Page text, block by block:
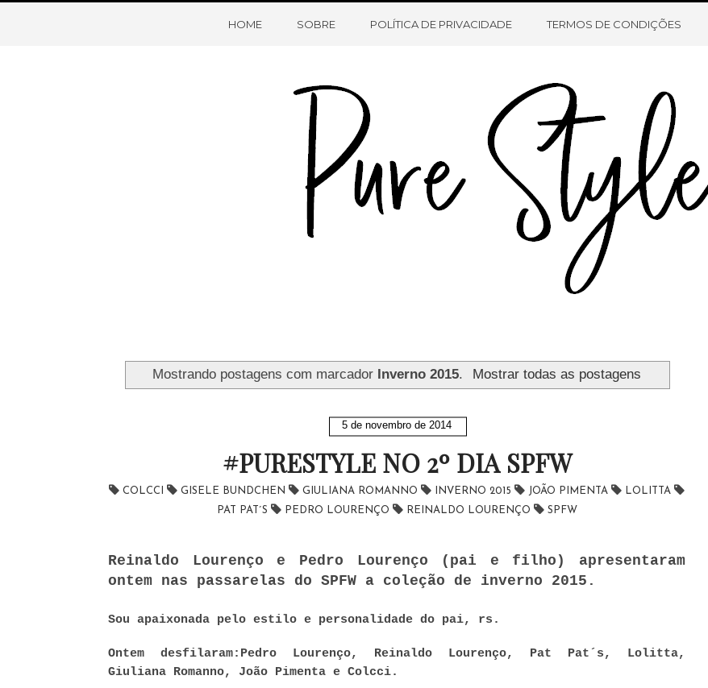
HOME SOBRE O BLOG CONTATO
HOME SOBRE POLÍTICA DE PRIVACIDADE TERMOS DE CONDIÇÕES
Mostrando postagens com marcador Inverno 2015. Mostrar todas as postagens
5 de novembro de 2014
#PURESTYLE NO 2º DIA SPFW
COLCCI GISELE BUNDCHEN GIULIANA ROMANNO INVERNO 2015 JOÃO PIMENTA
LOLITTA
PAT PAT´S
PEDRO LOURENÇO REINALDO LOURENÇO SPFW
Reinaldo Lourenço e Pedro Lourenço (pai e filho) apresentaram
ontem nas passarelas do SPFW a coleção de inverno 2015.
Sou apaixonada pelo estilo e personalidade do pai, rs.
Ontem desfilaram: Pedro Lourenço, Reinaldo Lourenço, Pat Pat´s, Lolitta,
Giuliana Romanno, João Pimenta e Colcci.